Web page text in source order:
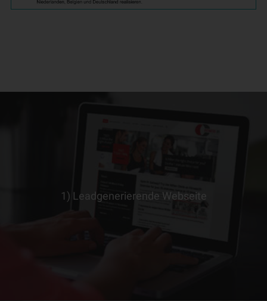
1) Leadgenerierende Webseite
> ERFAHRE MEHR